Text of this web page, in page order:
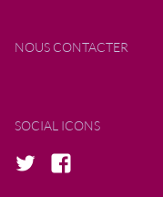
NOUS CONTACTER
SOCIAL ICONS